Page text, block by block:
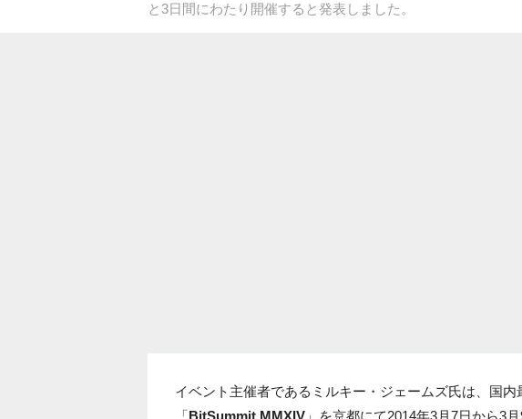
と3日間にわたり開催すると発表しました。
イベント主催者であるミルキー・ジェームズ氏は、国
「BitSummit MMXIV 」を京都にて2014年3月7日から3